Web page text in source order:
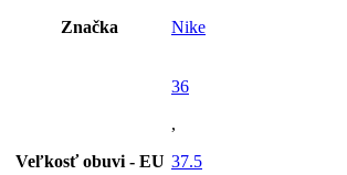
Značka Nike
Veľkosť obuvi - EU
36
,
37.5